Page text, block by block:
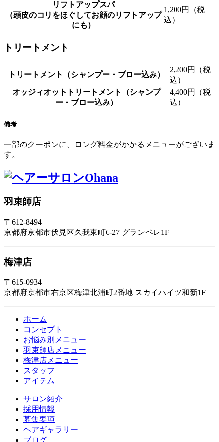
リフトアップスパ
（頭皮のコリをほぐしてお顔のリフトアップ
にも）
1,200円（税
込）
トリートメント
トリートメント（シャンプー・ブロー込み）
2,200円（税
込）
オッジィオットトリートメント（シャンプ
ー・ブロー込み）
4,400円（税
込）
備考
一部のクーポンに、ロング料金がかかるメニューがございま
す。
羽束師店
〒612-8494
京都府京都市伏見区久我東町6-27 グランペレ1F
梅津店
〒615-0934
京都府京都市右京区梅津北浦町2番地 スカイハイツ和新1F
ホーム
コンセプト
お悩み別メニュー
羽束師店メニュー
梅津店メニュー
スタッフ
アイテム
サロン紹介
採用情報
募集要項
ヘアギャラリー
ブログ